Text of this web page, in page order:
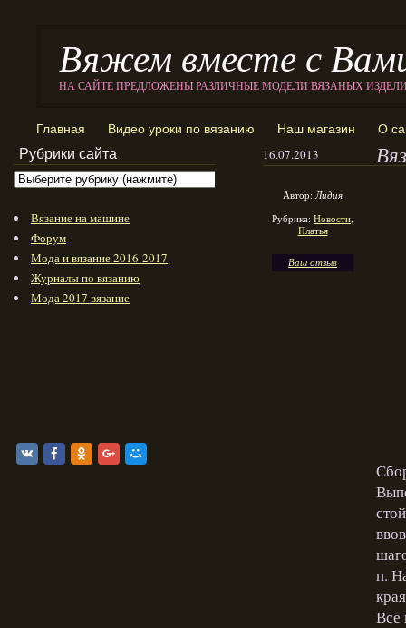
Вяжем вместе с
НА САЙТЕ ПРЕДЛОЖЕНЫ РАЗЛИЧНЫЕ МОДЕЛИ ВЯЗАНЫХ
Главная Видео уроки по вязанию Наш магазин О
16.07.2013
Автор:Лидия
Рубрика: Новости,
Платья
Ваш отзыв
п.
Все
Рубрики сайта
Вязание на машине
Форум
Мода и вязание 2016-2017
Журналы по вязанию
Мода 2017 вязание